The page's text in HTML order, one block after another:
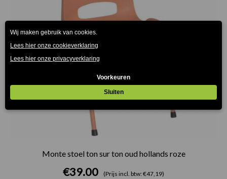
Monte stoel ton sur ton oud hollands roze
€39.00 (Prijs incl. btw: €47,19)